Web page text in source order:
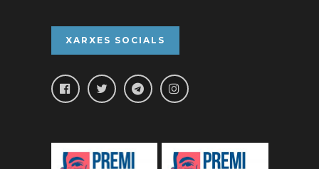
XARXES SOCIALS